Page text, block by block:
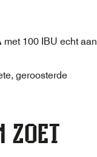
met 100 IBU echt aan
geroosterde
ZOET